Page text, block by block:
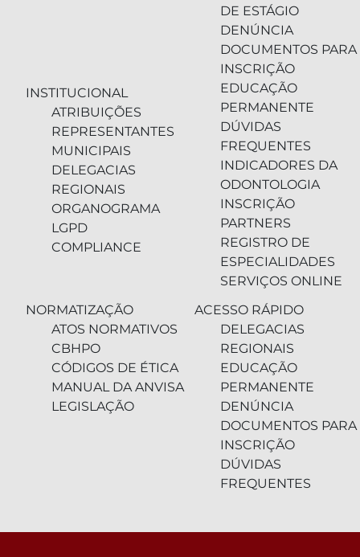
INSTITUCIONAL
ATRIBUIÇÕES
REPRESENTANTES
MUNICIPAIS
DELEGACIAS
REGIONAIS
ORGANOGRAMA
LGPD
COMPLIANCE
DE ESTÁGIO
DENÚNCIA
DOCUMENTOS PARA
INSCRIÇÃO
EDUCAÇÃO
PERMANENTE
DÚVIDAS
FREQUENTES
INDICADORES DA
ODONTOLOGIA
INSCRIÇÃO
PARTNERS
REGISTRO DE
ESPECIALIDADES
SERVIÇOS ONLINE
NORMATIZAÇÃO
ATOS NORMATIVOS
CBHPO
CÓDIGOS DE ÉTICA
MANUAL DA ANVISA
LEGISLAÇÃO
ACESSO RÁPIDO
DELEGACIAS
REGIONAIS
EDUCAÇÃO
PERMANENTE
DENÚNCIA
DOCUMENTOS PARA
INSCRIÇÃO
DÚVIDAS
FREQUENTES